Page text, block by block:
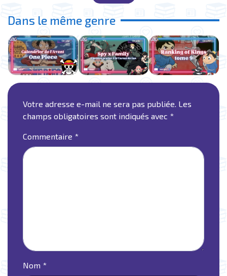
Dans le même genre
Votre adresse e-mail ne sera pas publiée. Les
champs obligatoires sont indiqués avec *
Commentaire *
Nom *